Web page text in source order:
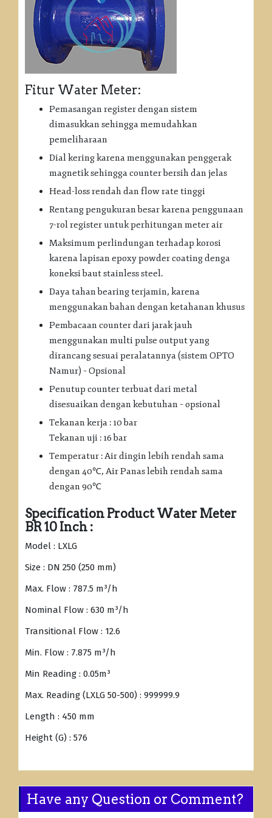
Fitur Water Meter:
Pemasangan register dengan sistem
dimasukkan sehingga memudahkan
pemeliharaan
Dial kering karena menggunakan penggerak
magnetik sehingga counter bersih dan jelas
Head-loss rendah dan flow rate tinggi
Rentang pengukuran besar karena penggunaan
7-rol register untuk perhitungan meter air
Maksimum perlindungan terhadap korosi
karena lapisan epoxy powder coating denga
koneksi baut stainless steel.
Daya tahan bearing terjamin, karena
menggunakan bahan dengan ketahanan khusus
Pembacaan counter dari jarak jauh
menggunakan multi pulse output yang
dirancang sesuai peralatannya (sistem OPTO
Namur) – Opsional
Penutup counter terbuat dari metal
disesuaikan dengan kebutuhan – opsional
Tekanan kerja : 10 bar
Tekanan uji : 16 bar
Temperatur : Air dingin lebih rendah sama
dengan 40℃, Air Panas lebih rendah sama
dengan 90℃
Specification Product Water Meter
BR 10 Inch :
Model : LXLG
Size : DN 250 (250 mm)
Max. Flow : 787.5 m³/h
Nominal Flow : 630 m³/h
Transitional Flow : 12.6
Min. Flow : 7.875 m³/h
Min Reading : 0.05m³
Max. Reading (LXLG 50-500) : 999999.9
Length : 450 mm
Height (G) : 576
Have any Question or Comment?